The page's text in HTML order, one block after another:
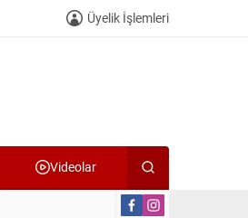
Üyelik İşlemleri
Videolar